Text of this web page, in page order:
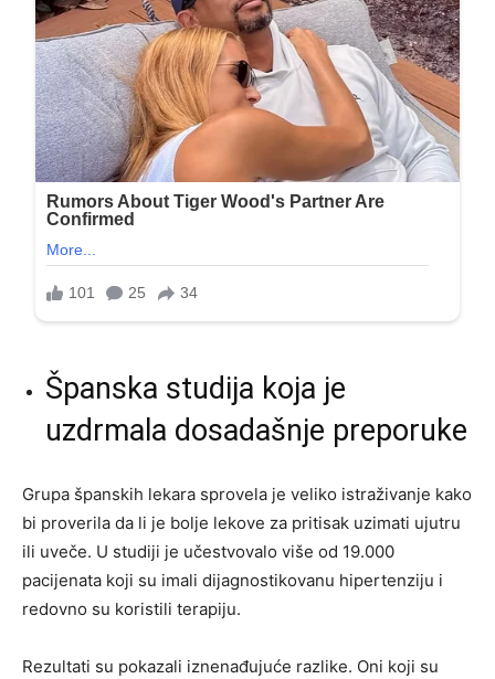
Španska studija koja je
uzdrmala dosadašnje preporuke
Grupa španskih lekara sprovela je veliko istraživanje kako
bi proverila da li je bolje lekove za pritisak uzimati ujutru
ili uveče. U studiji je učestvovalo više od 19.000
pacijenata koji su imali dijagnostikovanu hipertenziju i
redovno su koristili terapiju.
Rezultati su pokazali iznenađujuće razlike. Oni koji su